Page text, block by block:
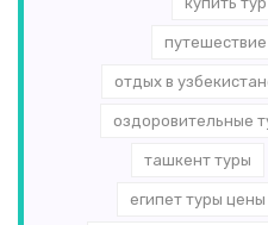
отдых в
оздоровительные
ташкент туры
египет туры цены